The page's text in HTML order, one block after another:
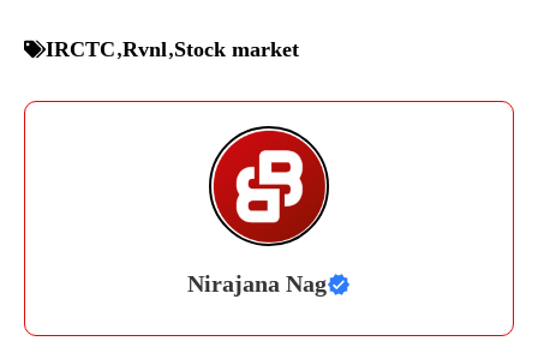
IRCTC,Rvnl,Stock market
Nirajana Nag